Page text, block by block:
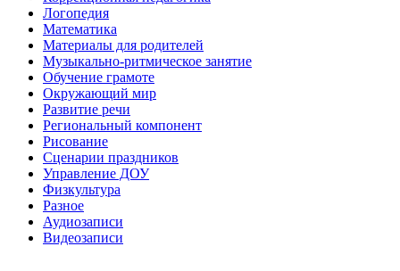
Логопедия
Математика
Материалы для родителей
Музыкально-ритмическое занятие
Обучение грамоте
Окружающий мир
Развитие речи
Региональный компонент
Рисование
Сценарии праздников
Управление ДОУ
Физкультура
Разное
Аудиозаписи
Видеозаписи